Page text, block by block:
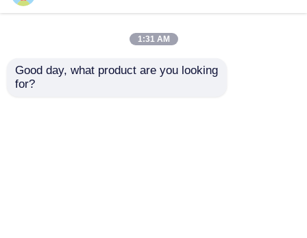
공기 쇄도 패스 박스와 지촉
1:31 AM
Good day, what product are you looking
for?